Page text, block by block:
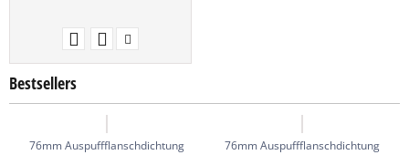
Bestsellers
76mm Auspuffflanschdichtung 76mm Auspuffflanschdichtung